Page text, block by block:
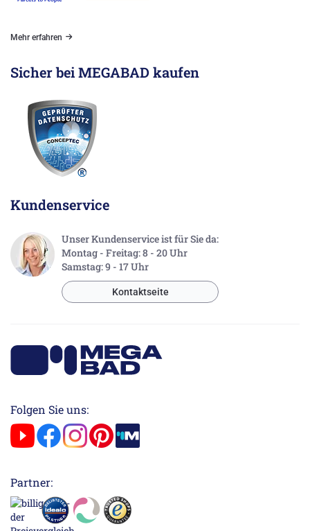
Mehr erfahren
Sicher bei MEGABAD kaufen
Kundenservice
Unser Kundenservice ist für Sie da:
Montag - Freitag: 8 - 20 Uhr
Samstag: 9 - 17 Uhr
Kontaktseite
Folgen Sie uns:
Partner: